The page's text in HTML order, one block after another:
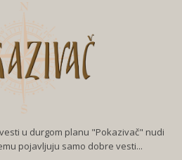
u durgom planu "Pokazivač" nudi
pojavljuju samo dobre vesti...